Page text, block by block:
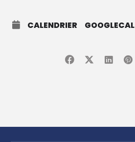
CALENDRIER GOOGLECAL